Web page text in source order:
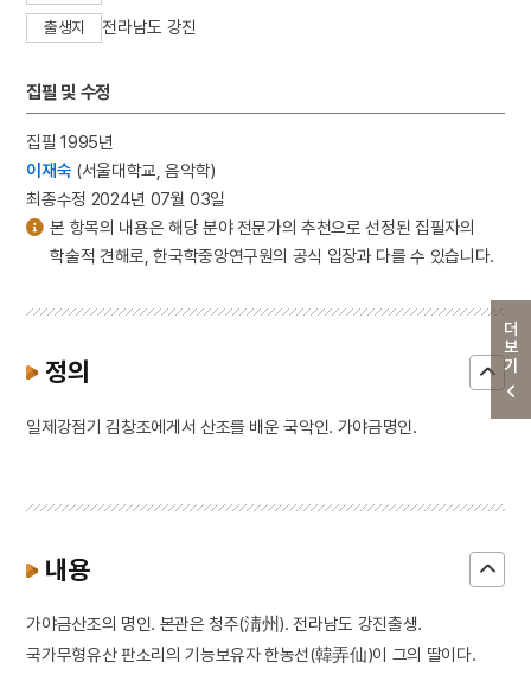
더보기
출생지 전라남도 강진
집필 및 수정
집필 1995년
이재숙 (서울대학교, 음악학)
최종수정 2024년 07월 03일
본 항목의 내용은 해당 분야 전문가의 추천으로 선정된 집필자의
학술적 견해로, 한국학중앙연구원의 공식 입장과 다를 수 있습니다.
정의
일제강점기 김창조에게서 산조를 배운 국악인. 가야금명인.
내용
가야금산조의 명인. 본관은 청주(淸州). 전라남도 강진출생.
국가무형유산 판소리의 기능보유자 한농선(韓弄仙)이 그의 딸이다.